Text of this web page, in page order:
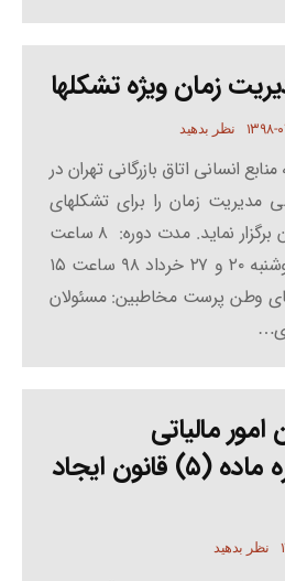
زمان ویژه تشکلها
۰۳-۱۸ نظر بدهید
انسانی اتاق بازرگانی تهران در
مدیریت زمان را برای تشکلهای
اقتصادی عضو اتاق تهران برگزار نماید. مدت دوره: ۸ ساعت
روز و ساعت برگزاری: دوشنبه ۲۰ و ۲۷ خرداد ۹۸ ساعت ۱۵
آرقای وطن پرست مخاطبین: مسئولان
مالیاتی
درخصوص تبصره ماده (۵) قانون ایجاد
نظر بدهید